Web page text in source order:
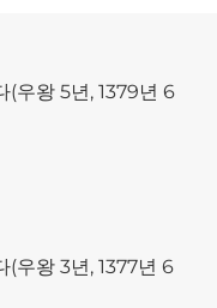
(우왕 5년, 1379년 6
(우왕 3년, 1377년 6